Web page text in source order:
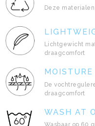
Deze
Lichtgewicht
draagcomfort
De
draagcomfort
WASH AT
Wasbaar op 60